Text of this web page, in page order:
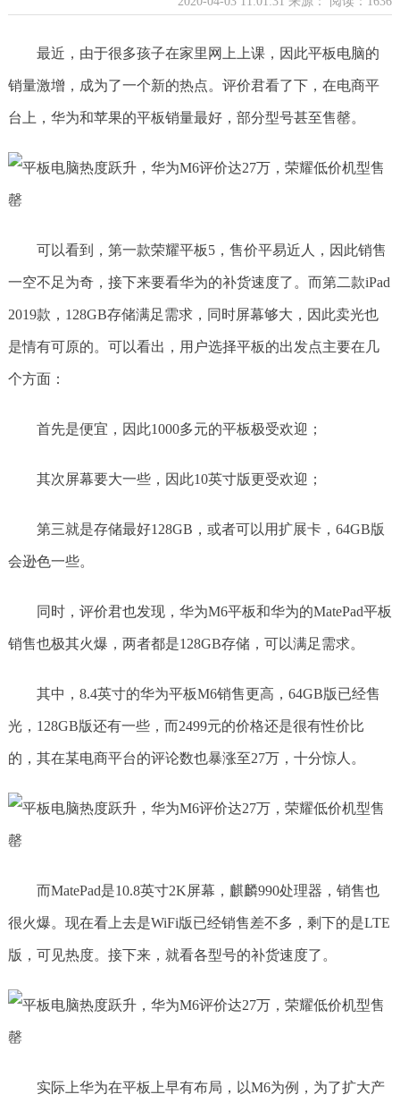
最近，由于很多孩子在家里网上上课，因此平板电脑的
销量激增，成为了一个新的热点。评价君看了下，在电商平
台上，华为和苹果的平板销量最好，部分型号甚至售罄。
可以看到，第一款荣耀平板5，售价平易近人，因此销售
一空不足为奇，接下来要看华为的补货速度了。而第二款iPad
2019款，128GB存储满足需求，同时屏幕够大，因此卖光也
是情有可原的。可以看出，用户选择平板的出发点主要在几
个方面：
首先是便宜，因此1000多元的平板极受欢迎；
其次屏幕要大一些，因此10英寸版更受欢迎；
第三就是存储最好128GB，或者可以用扩展卡，64GB版
会逊色一些。
同时，评价君也发现，华为M6平板和华为的MatePad平板
销售也极其火爆，两者都是128GB存储，可以满足需求。
其中，8.4英寸的华为平板M6销售更高，64GB版已经售
光，128GB版还有一些，而2499元的价格还是很有性价比
的，其在某电商平台的评论数也暴涨至27万，十分惊人。
而MatePad是10.8英寸2K屏幕，麒麟990处理器，销售也
很火爆。现在看上去是WiFi版已经销售差不多，剩下的是LTE
版，可见热度。接下来，就看各型号的补货速度了。
实际上华为在平板上早有布局，以M6为例，为了扩大产